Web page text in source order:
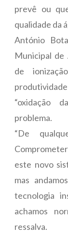
prevê ou
qualidade da
António
Municipal de
de
“oxidação
problema.
“De
este novo
mas
tecnologia
achamos
ressalva.